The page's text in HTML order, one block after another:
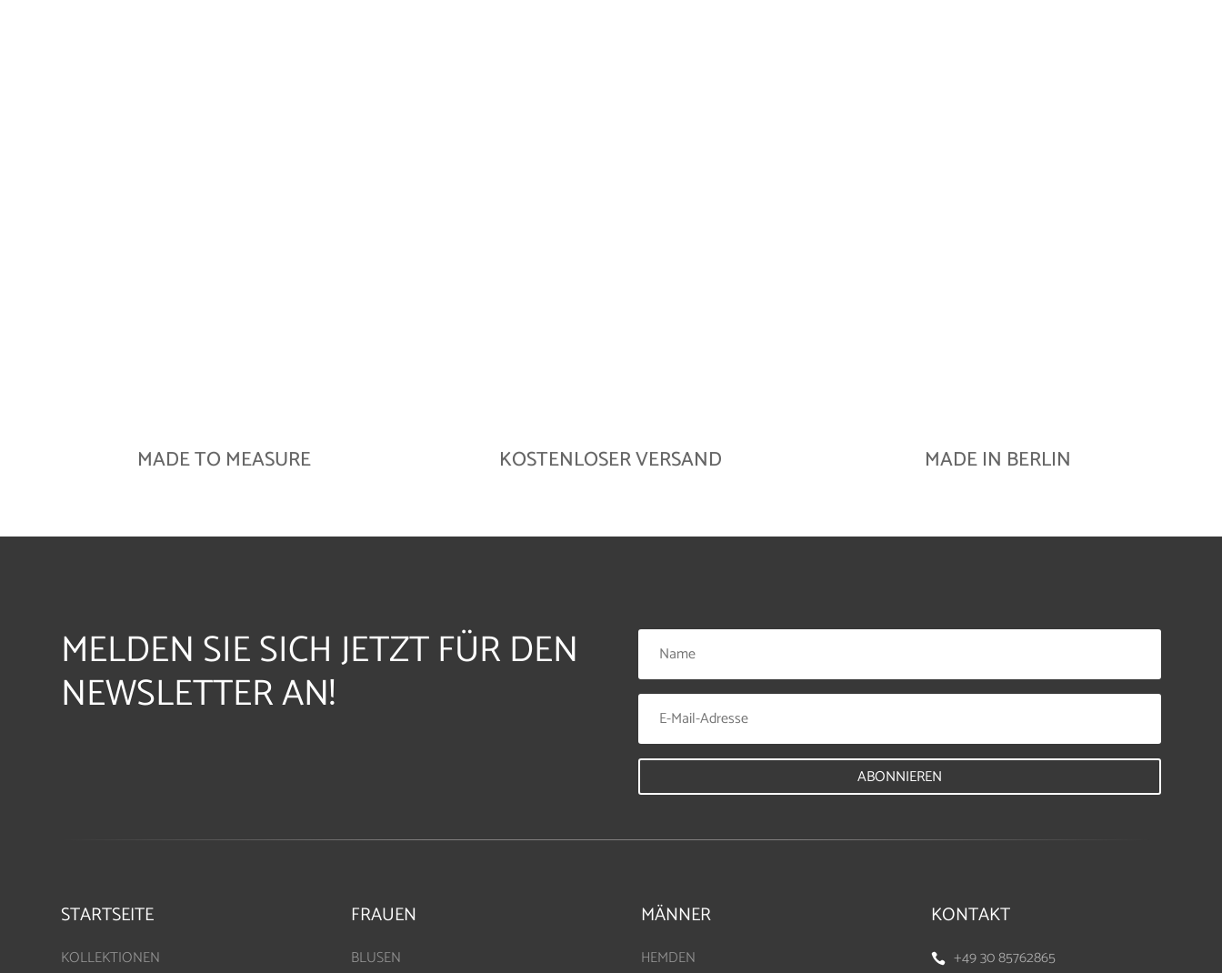
MADE TO MEASURE KOSTENLOSER VERSAND MADE IN BERLIN
MELDEN SIE SICH JETZT FÜR DEN
NEWSLETTER AN!
ABONNIEREN
STARTSEITE
KOLLEKTIONEN
FRAUEN
BLUSEN
MÄNNER
HEMDEN
KONTAKT
 +49 30 85762865